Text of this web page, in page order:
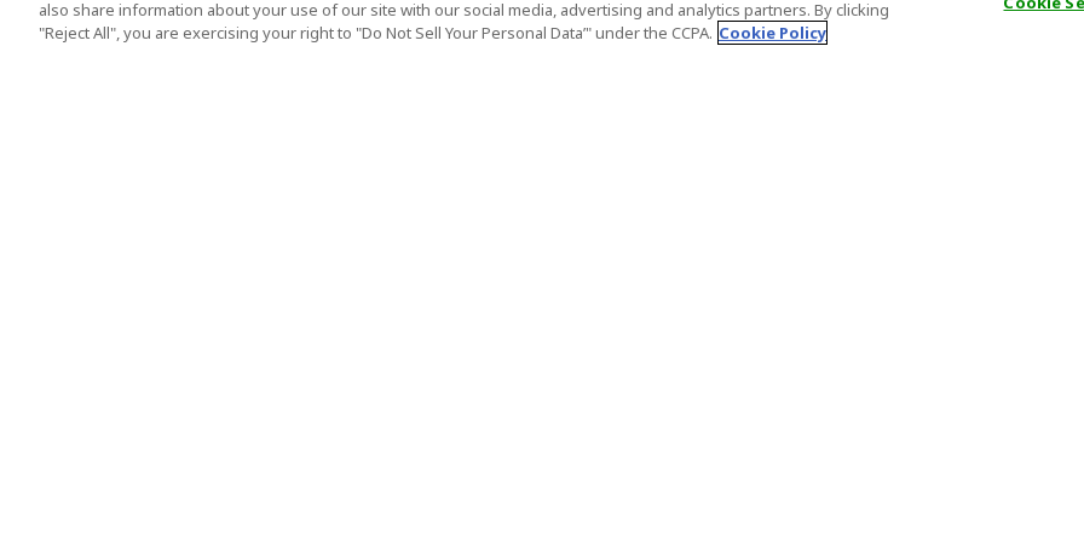
also share information about your use of our site with our social media, advertising and analytics partners. By clicking
"Reject All", you are exercising your right to "Do Not Sell Your Personal Data’" under the CCPA. Cookie Policy